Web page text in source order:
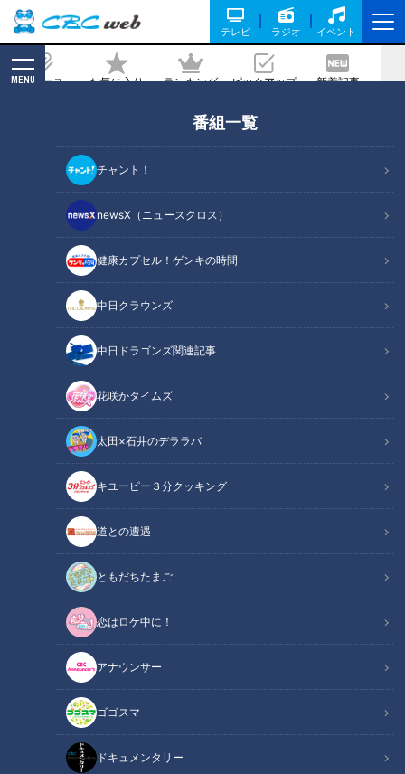
テレビ ラジオ イベント
ニュース お気に入り ランキング ピックアップ 新着記事
MENU
番組一覧
チャント！
newsX（ニュースクロス）
健康カプセル！ゲンキの時間
中日クラウンズ
中日ドラゴンズ関連記事
花咲かタイムズ
太田×石井のデララバ
キユーピー３分クッキング
道との遭遇
ともだちたまご
恋はロケ中に！
アナウンサー
ゴゴスマ
ドキュメンタリー
点火する『青いアレ』の謎に迫る シェア
6割強の会社「青はほぼ当社の物」
2021/10/26 17:10
ちょい足し
ちょい足し